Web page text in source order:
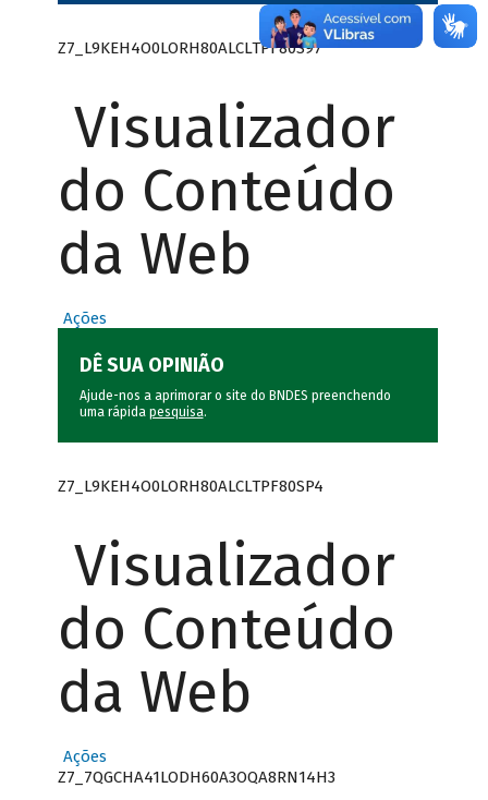
Z7_L9KEH4O0LORH80ALCLTPF80S97
Visualizador
do Conteúdo
da Web
Ações
DÊ SUA OPINIÃO
Ajude-nos a aprimorar o site do BNDES preenchendo
uma rápida pesquisa.
Z7_L9KEH4O0LORH80ALCLTPF80SP4
Visualizador
do Conteúdo
da Web
Ações
Z7_7QGCHA41LODH60A3OQA8RN14H3